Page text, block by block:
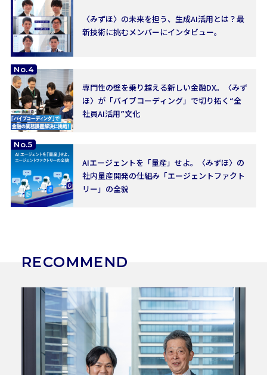
〈みずほ〉の未来を担う、生成AI活用とは？最
新技術に挑むメンバーにインタビュー。
No.4
専門性の壁を乗り越える新しい金融DX。〈みず
ほ〉が「バイブコーディング」で切り拓く“全
社員AI活用”文化
No.5
AIエージェントを「量産」せよ。〈みずほ〉の
社内量産開発の仕組み「エージェントファクト
リー」の全貌
RECOMMEND